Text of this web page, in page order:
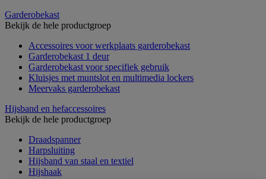
Garderobekast
Bekijk de hele productgroep
Accessoires voor werkplaats garderobekast
Garderobekast 1 deur
Garderobekast voor specifiek gebruik
Kluisjes met muntslot en multimedia lockers
Meervaks garderobekast
Hijsband en hefaccessoires
Bekijk de hele productgroep
Draadspanner
Harpsluiting
Hijsband van staal en textiel
Hijshaak